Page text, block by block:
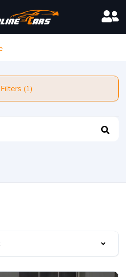
Filters (1)